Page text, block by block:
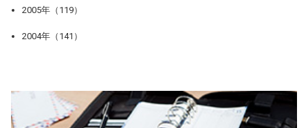
2005年（119）
2004年（141）